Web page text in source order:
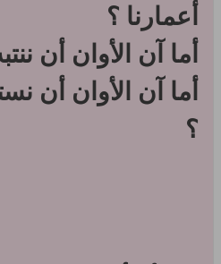
أعمارنا ؟
أما آن الأوان أن
أما آن الأوان أن
؟